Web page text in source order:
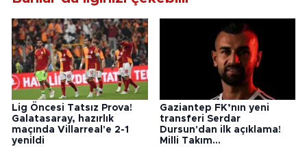
Lig Öncesi Tatsız Prova!
Galatasaray, hazırlık
maçında Villarreal'e 2-1
yenildi
Gaziantep FK’nın yeni
transferi Serdar
Dursun'dan ilk açıklama!
Milli Takım...